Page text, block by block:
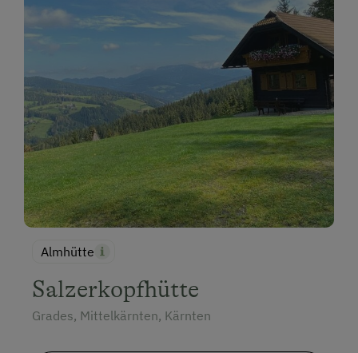
Almhütte
Salzerkopfhütte
Grades, Mittelkärnten, Kärnten